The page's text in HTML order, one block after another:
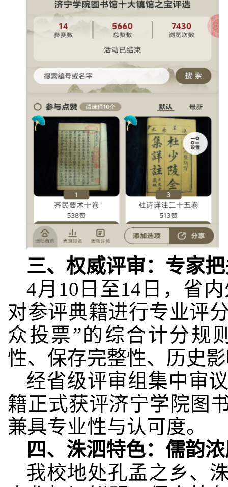
三、权威评审：专家
4月10日至14日，省
对参评典籍进行专业评
众投票”的综合计分规
性、保存完整性、历史
经省级评审组集中审
籍正式获评济宁学院图
兼具专业性与认可度。
四、洙泗特色：儒韵
我校地处孔孟之乡、